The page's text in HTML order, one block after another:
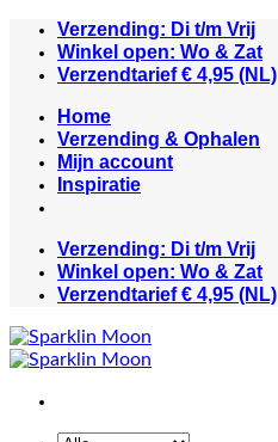
naar
inhoud
Verzending: Di t/m Vrij
Winkel open: Wo & Zat
Verzendtarief € 4,95 (NL)
Home
Verzending & Ophalen
Mijn account
Inspiratie
Verzending: Di t/m Vrij
Winkel open: Wo & Zat
Verzendtarief € 4,95 (NL)